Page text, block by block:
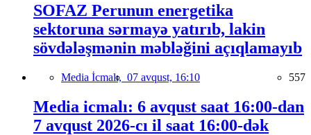
SOFAZ Perunun energetika
sektoruna sərmayə yatırıb, lakin
sövdələşmənin məbləğini açıqlamayıb
Media İcmalı, 07 avqust, 16:10 557
Media icmalı: 6 avqust saat 16:00-dan
7 avqust 2026-cı il saat 16:00-dək